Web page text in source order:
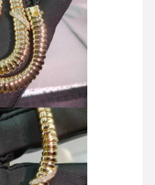
Contacta
Con
Nosotros
Noticias
Solicitar Una
Cita